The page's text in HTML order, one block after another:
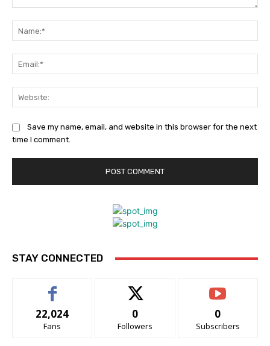
Save my name, email, and website in this browser for the next
time I comment.
STAY CONNECTED
22,024
Fans
0
Followers
0
Subscribers